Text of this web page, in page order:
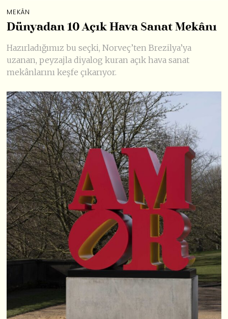
MEKÂN
Dünyadan 10 Açık Hava Sanat Mekânı
Hazırladığımız bu seçki, Norveç’ten Brezilya’ya
uzanan, peyzajla diyalog kuran açık hava sanat
mekânlarını keşfe çıkarıyor.